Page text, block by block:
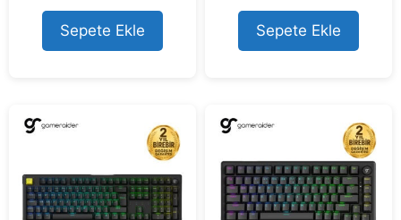
t
o
f
5
Sepete Ekle
t
o
f
5
Sepete Ekle